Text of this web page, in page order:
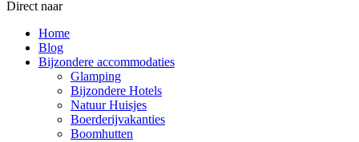
Direct naar
Home
Blog
Bijzondere accommodaties
Glamping
Bijzondere Hotels
Natuur Huisjes
Boerderijvakanties
Boomhutten